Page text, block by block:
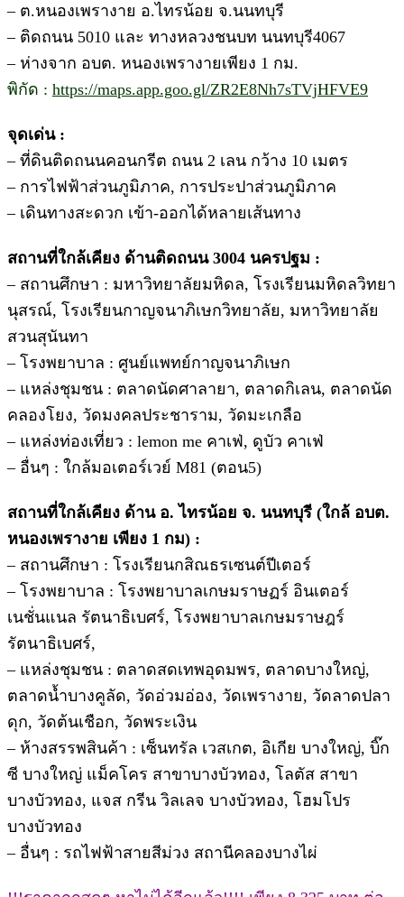
– ต.หนองเพรางาย อ.ไทรน้อย จ.นนทบุรี
– ติดถนน 5010 และ ทางหลวงชนบท นนทบุรี4067
– ห่างจาก อบต. หนองเพรางายเพียง 1 กม.
พิกัด : https://maps.app.goo.gl/ZR2E8Nh7sTVjHFVE9
จุดเด่น :
– ที่ดินติดถนนคอนกรีต ถนน 2 เลน กว้าง 10 เมตร
– การไฟฟ้าส่วนภูมิภาค, การประปาส่วนภูมิภาค
– เดินทางสะดวก เข้า-ออกได้หลายเส้นทาง
สถานที่ใกล้เคียง ด้านติดถนน 3004 นครปฐม :
– สถานศึกษา : มหาวิทยาลัยมหิดล, โรงเรียนมหิดลวิทยา
นุสรณ์, โรงเรียนกาญจนาภิเษกวิทยาลัย, มหาวิทยาลัย
สวนสุนันทา
– โรงพยาบาล : ศูนย์แพทย์กาญจนาภิเษก
– แหล่งชุมชน : ตลาดนัดศาลายา, ตลาดกิเลน, ตลาดนัด
คลองโยง, วัดมงคลประชาราม, วัดมะเกลือ
– แหล่งท่องเที่ยว : lemon me คาเฟ่, ดูบัว คาเฟ่
– อื่นๆ : ใกล้มอเตอร์เวย์ M81 (ตอน5)
สถานที่ใกล้เคียง ด้าน อ. ไทรน้อย จ. นนทบุรี (ใกล้ อบต.
หนองเพรางาย เพียง 1 กม) :
– สถานศึกษา : โรงเรียนกสิณธรเซนต์ปีเตอร์
– โรงพยาบาล : โรงพยาบาลเกษมราษฏร์ อินเตอร์
เนชั่นแนล รัตนาธิเบศร์, โรงพยาบาลเกษมราษฎร์
รัตนาธิเบศร์,
– แหล่งชุมชน : ตลาดสดเทพอุดมพร, ตลาดบางใหญ่,
ตลาดน้ำบางคูลัด, วัดอ่วมอ่อง, วัดเพรางาย, วัดลาดปลา
ดุก, วัดต้นเชือก, วัดพระเงิน
– ห้างสรรพสินค้า : เซ็นทรัล เวสเกต, อิเกีย บางใหญ่, บิ๊ก
ซี บางใหญ่ แม็คโคร สาขาบางบัวทอง, โลตัส สาขา
บางบัวทอง, แจส กรีน วิลเลจ บางบัวทอง, โฮมโปร
บางบัวทอง
– อื่นๆ : รถไฟฟ้าสายสีม่วง สถานีคลองบางไผ่